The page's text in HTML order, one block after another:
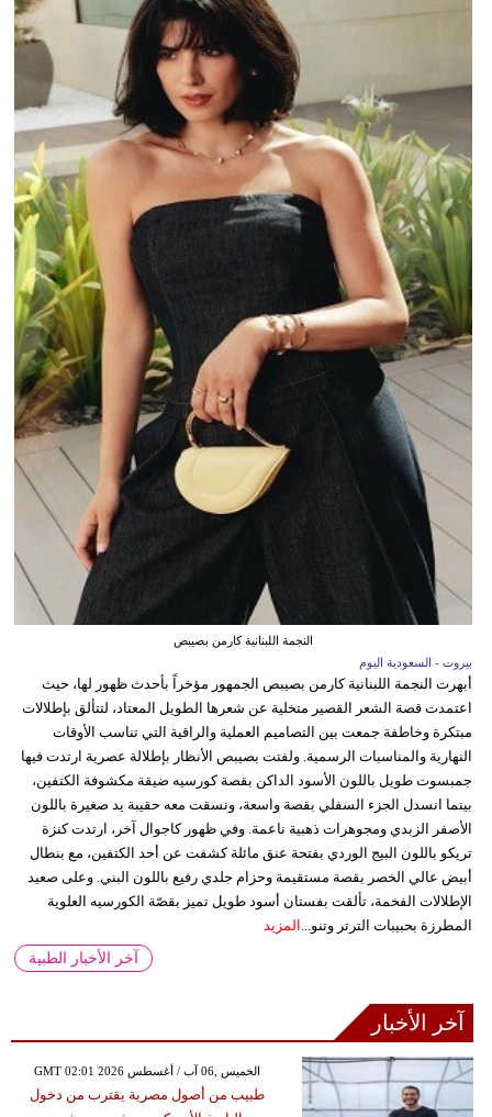
النجمة اللبنانية كارمن بصيبص
بيروت - السعودية اليوم
أبهرت النجمة اللبنانية كارمن بصيبص الجمهور مؤخراً بأحدث ظهور لها، حيث
اعتمدت قصة الشعر القصير متخلية عن شعرها الطويل المعتاد، لتتألق بإطلالات
مبتكرة وخاطفة جمعت بين التصاميم العملية والراقية التي تناسب الأوقات
النهارية والمناسبات الرسمية. ولفتت بصيبص الأنظار بإطلالة عصرية ارتدت فيها
جمبسوت طويل باللون الأسود الداكن بقصة كورسيه ضيقة مكشوفة الكتفين،
بينما انسدل الجزء السفلي بقصة واسعة، ونسقت معه حقيبة يد صغيرة باللون
الأصفر الزبدي ومجوهرات ذهبية ناعمة. وفي ظهور كاجوال آخر، ارتدت كنزة
تريكو باللون البيج الوردي بفتحة عنق مائلة كشفت عن أحد الكتفين، مع بنطال
أبيض عالي الخصر بقصة مستقيمة وحزام جلدي رفيع باللون البني. وعلى صعيد
الإطلالات الفخمة، تألقت بفستان أسود طويل تميز بقصّة الكورسيه العلوية
المطرزة بحبيبات الترتر وتنو... المزيد
آخر الأخبار الطبية
آخر الأخبار
GMT 02:01 2026 الخميس ,06 آب / أغسطس
طبيب من أصول مصرية يقترب من دخول